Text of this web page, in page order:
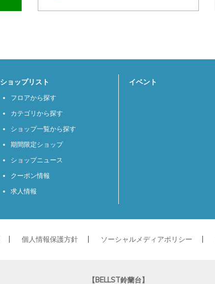
ショップリスト
フロアから探す
カテゴリから探す
ショップ一覧から探す
期間限定ショップ
ショップニュース
クーポン情報
求人情報
イベント
個人情報保護方針 ソーシャルメディアポリシー
【BELLST鈴蘭台】